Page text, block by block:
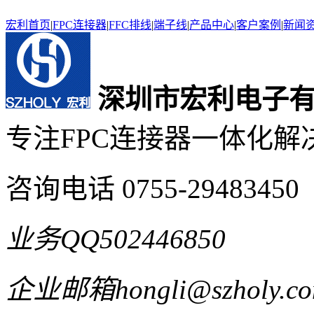
宏利首页 FPC连接器FFC排线端子线 产品中心客户案例 新闻
深圳市宏利电子
专注FPC连接器一体化解
咨询电话 0755-29483450
业务QQ502446850
企业邮箱